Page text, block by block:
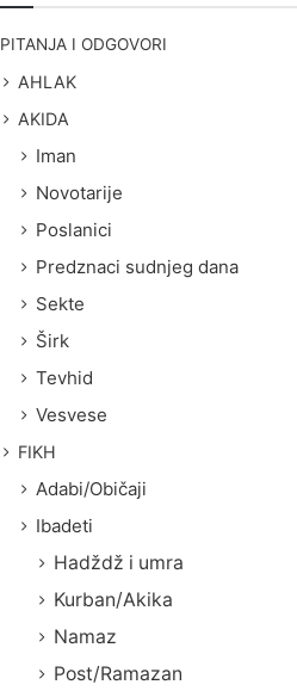
PITANJA I ODGOVORI
AHLAK
AKIDA
Iman
Novotarije
Poslanici
Predznaci sudnjeg dana
Sekte
Širk
Tevhid
Vesvese
FIKH
Adabi/Običaji
Ibadeti
Hadždž i umra
Kurban/Akika
Namaz
Post/Ramazan